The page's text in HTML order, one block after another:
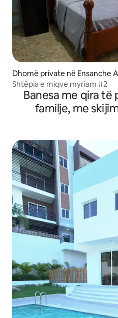
Dhomë private në Ensanche
Shtëpia e miqve myriam #2
Banesa me qira
familje, me